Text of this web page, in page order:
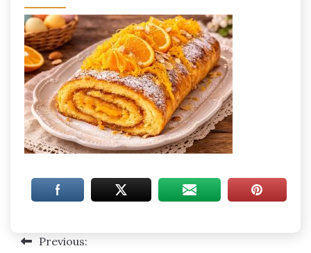
Navegação
Previous: